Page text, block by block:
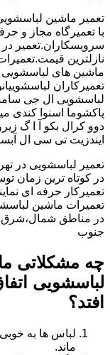
تعمیر ماشین
با تعمیرگاه مجاز و
سرویسکاران.تعمیر
نازلترین
ماشین های
تعمیرکاران
لباسشویی ال جی
پاکشوما اسنوا کندی
دوو کرال بکو آ ا گ
ایندزیت تی سی ال
تعمیر لباسشویی در
در کوتاه ترین زمان
تعمیرکار حرفه ای
تعمیرات ماشین
در مناطق
جنوب
چه مشکلاتی
لباسشویی
افتد؟
لباس ها به
ماند.